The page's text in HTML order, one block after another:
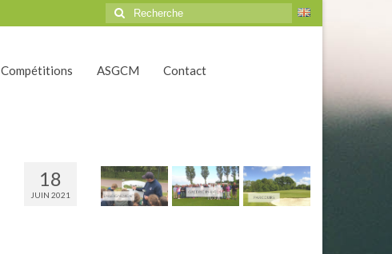
Rechercher
:
Compétitions ASGCM Contact
18
JUIN 2021